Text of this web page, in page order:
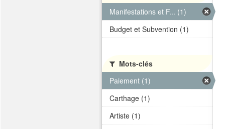
Manifestations et F... (1)
Budget et Subvention (1)
Mots-clés
Paiement (1)
Carthage (1)
Artiste (1)